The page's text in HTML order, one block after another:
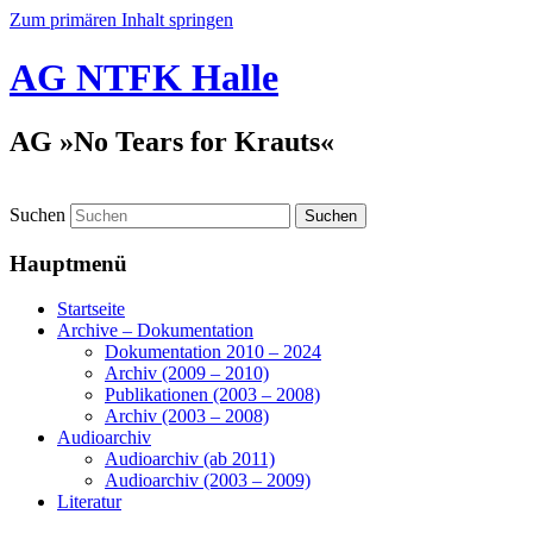
Zum primären Inhalt springen
AG NTFK Halle
AG »No Tears for Krauts«
Suchen
Hauptmenü
Startseite
Archive – Dokumentation
Dokumentation 2010 – 2024
Archiv (2009 – 2010)
Publikationen (2003 – 2008)
Archiv (2003 – 2008)
Audioarchiv
Audioarchiv (ab 2011)
Audioarchiv (2003 – 2009)
Literatur